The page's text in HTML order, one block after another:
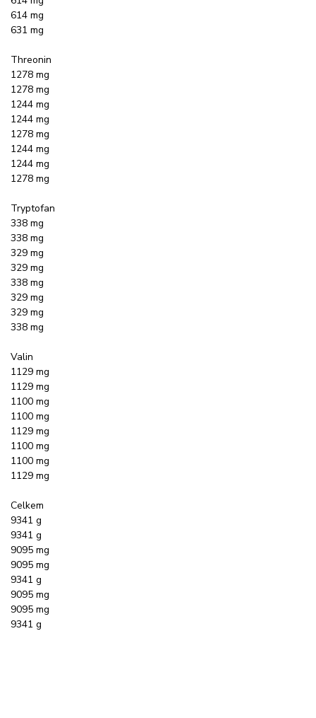
614 mg
631 mg
Threonin
1278 mg
1278 mg
1244 mg
1244 mg
1278 mg
1244 mg
1244 mg
1278 mg
Tryptofan
338 mg
338 mg
329 mg
329 mg
338 mg
329 mg
329 mg
338 mg
Valin
1129 mg
1129 mg
1100 mg
1100 mg
1129 mg
1100 mg
1100 mg
1129 mg
Celkem
9341 g
9341 g
9095 mg
9095 mg
9341 g
9095 mg
9095 mg
9341 g